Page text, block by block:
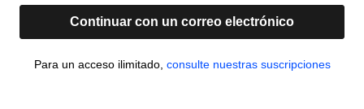
Continuar con un correo electrónico
Para un acceso ilimitado, consulte nuestras suscripciones